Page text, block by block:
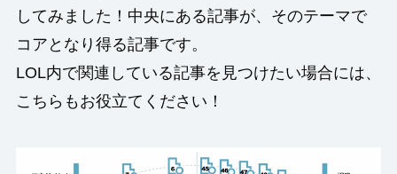
してみました！中央にある記事が、そのテーマで
コアとなり得る記事です。
LOL内で関連している記事を見つけたい場合には、
こちらもお役立てください！